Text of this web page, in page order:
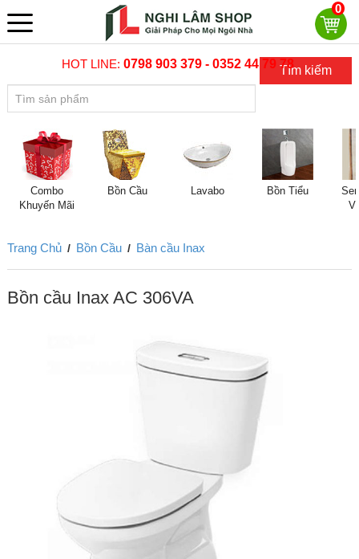
0
HOT LINE:0798 903 379 - 0352 44 79 78Tìm kiếm
Combo
Khuyến Mãi
Bồn Cầu Lavabo Bồn Tiểu
Trang Chủ / Bồn Cầu / Bàn cầu Inax
Bồn cầu Inax AC 306VA